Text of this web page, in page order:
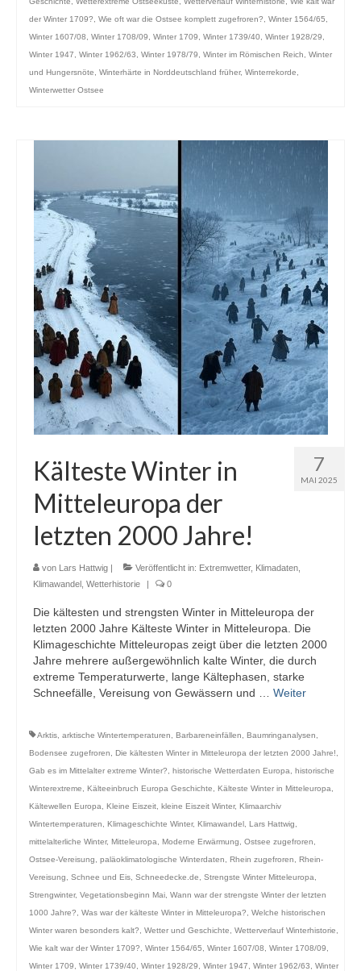
der Winter 1709?
Wie oft war die Ostsee komplett zugefroren? Winter 1564/65
Winter 1607/08
Winter 1708/09 Winter 1709 Winter 1739/40 Winter 1928/29
Winter 1947
Winter 1962/63 Winter 1978/79 Winter im Römischen Reich
Winter
und Hungersnöte
Winterhärte in Norddeutschland früher, Winterrekorde
Winterwetter Ostsee
7
MAI 2025
Kälteste Winter in
Mitteleuropa der
letzten 2000 Jahre!
von Lars Hattwig | Veröffentlicht in: Extremwetter, Klimadaten
Klimawandel Wetterhistorie | 0
Die kältesten und strengsten Winter in Mitteleuropa der
letzten 2000 Jahre Kälteste Winter in Mitteleuropa. Die
Klimageschichte Mitteleuropas zeigt über die letzten 2000
Jahre mehrere außergewöhnlich kalte Winter, die durch
extreme Temperaturwerte, lange Kältephasen, starke
Schneefälle, Vereisung von Gewässern und … Weiter
Arktis arktische Wintertemperaturen Barbareneinfällen Baumringanalysen
Bodensee zugefroren
Die kältesten Winter in Mitteleuropa der letzten 2000 Jahre!
Gab es im Mittelalter extreme Winter?
historische Wetterdaten Europa
historische
Winterextreme
Kälteeinbruch Europa Geschichte Kälteste Winter in Mitteleuropa
Kältewellen Europa
Kleine Eiszeit kleine Eiszeit Winter, Klimaarchiv
Wintertemperaturen
Klimageschichte Winter, Klimawandel Lars Hattwig
mittelalterliche Winter, Mitteleuropa Moderne Erwärmung Ostsee zugefroren
Ostsee-Vereisung
paläoklimatologische Winterdaten Rhein zugefroren
Rhein-
Vereisung
Schnee und Eis Schneedecke.de Strengste Winter Mitteleuropa
Strengwinter, Vegetationsbeginn Mai Wann war der strengste Winter der letzten
1000 Jahre?
Was war der kälteste Winter in Mitteleuropa?
Welche historischen
Winter waren besonders kalt?
Wetter und Geschichte Wetterverlauf Winterhistorie
Wie kalt war der Winter 1709?
Winter 1564/65 Winter 1607/08 Winter 1708/09
Winter 1709
Winter 1739/40 Winter 1928/29 Winter 1947 Winter 1962/63
Winter